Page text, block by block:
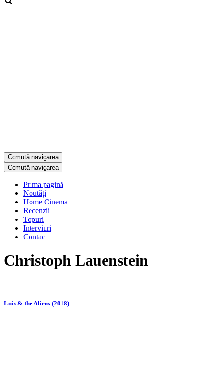
Comută navigarea
Comută navigarea
Prima pagină
Noutăți
Home Cinema
Recenzii
Topuri
Interviuri
Contact
Christoph Lauenstein
Luis & the Aliens (2018)